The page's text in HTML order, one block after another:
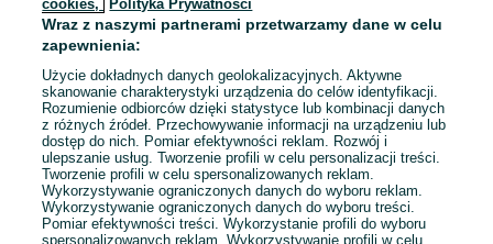
Dół Silnika, Blok, Tłoki, Wał
Korbowy Toyota Hilux 2.5 D4D
Jadowniki
04 sierpnia 2026
1 2 3 ... 30
cookies,
Polityka Prywatności
Wraz z naszymi partnerami przetwarzamy dane w celu
zapewnienia:
Użycie dokładnych danych geolokalizacyjnych. Aktywne
skanowanie charakterystyki urządzenia do celów identyfikacji.
Rozumienie odbiorców dzięki statystyce lub kombinacji danych
z różnych źródeł. Przechowywanie informacji na urządzeniu lub
dostęp do nich. Pomiar efektywności reklam. Rozwój i
ulepszanie usług. Tworzenie profili w celu personalizacji treści.
Tworzenie profili w celu spersonalizowanych reklam.
Wykorzystywanie ograniczonych danych do wyboru reklam.
Wykorzystywanie ograniczonych danych do wyboru treści.
Pomiar efektywności treści. Wykorzystanie profili do wyboru
spersonalizowanych reklam. Wykorzystywanie profili w celu